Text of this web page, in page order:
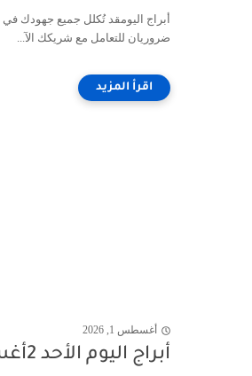
أبراج اليومقد تُكلل جميع جهودك في
ضروريان للتعامل مع شريكك الآ...
أغسطس 1, 2026